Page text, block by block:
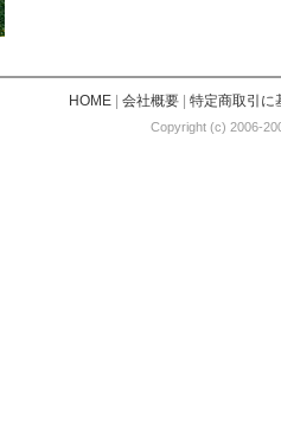
HOME| 会社概要| 特定商取引に
Copyright (c) 2006-